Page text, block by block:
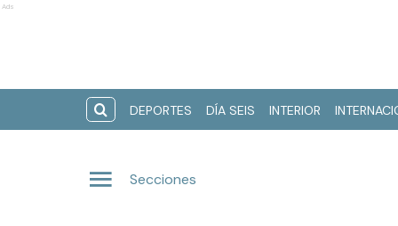
Ads
DEPORTES DÍA SEIS INTERIOR
Secciones